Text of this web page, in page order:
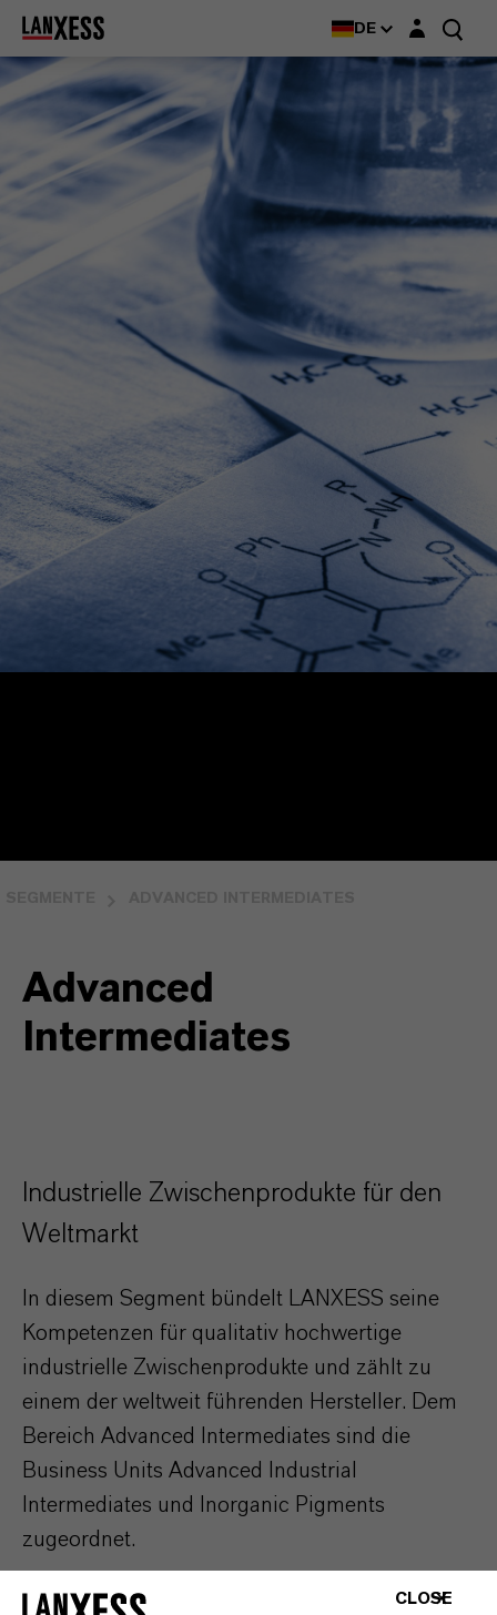
DE Login-Maske
Advanced
Intermediates
Industrielle Zwischenprodukte für den
Weltmarkt
In diesem Segment bündelt LANXESS seine
Kompetenzen für qualitativ hochwertige
industrielle Zwischenprodukte und zählt zu
einem der weltweit führenden Hersteller. Dem
Bereich Advanced Intermediates sind die
Business Units Advanced Industrial
Intermediates und Inorganic Pigments
zugeordnet.
CLOSE